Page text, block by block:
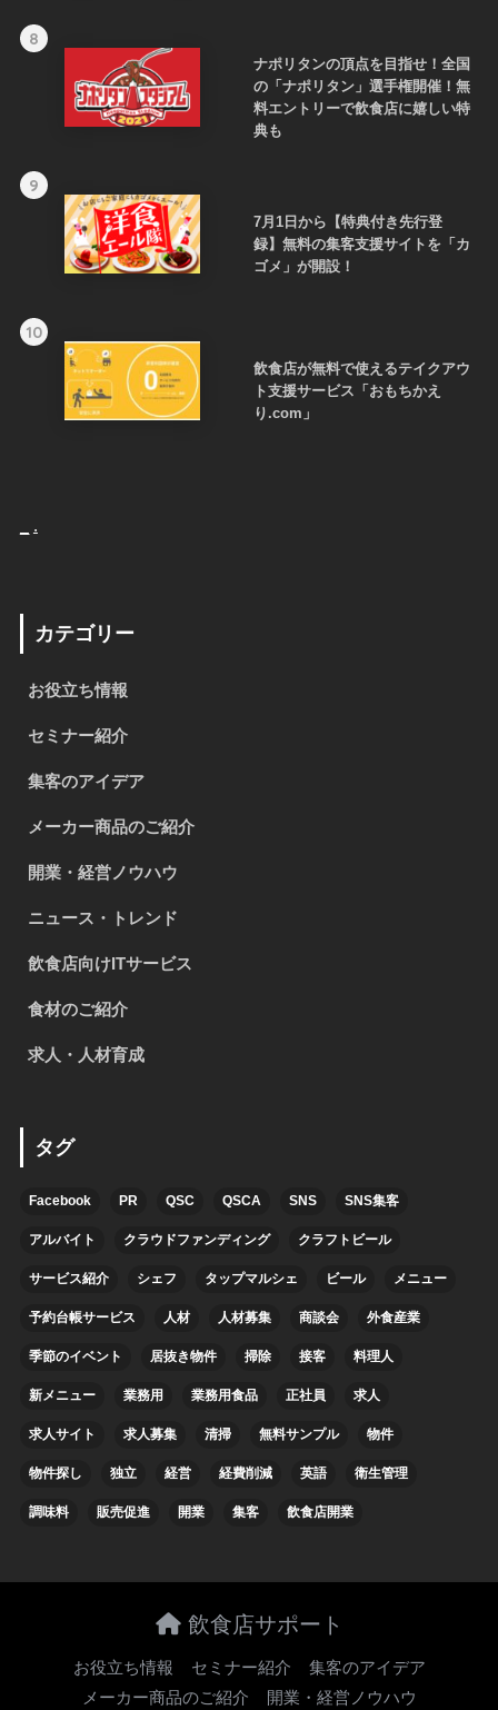
8
ナポリタンの頂点を目指せ！全国
の「ナポリタン」選手権開催！無
料エントリーで飲食店に嬉しい特
典も
9
7月1日から【特典付き先行登
録】無料の集客支援サイトを「カ
ゴメ」が開設！
10
飲食店が無料で使えるテイクアウ
ト支援サービス「おもちかえ
り.com」
.
カテゴリー
お役立ち情報
セミナー紹介
集客のアイデア
メーカー商品のご紹介
開業・経営ノウハウ
ニュース・トレンド
飲食店向けITサービス
食材のご紹介
求人・人材育成
タグ
Facebook PR QSC QSCA SNS SNS集客
アルバイト クラウドファンディング クラフトビール
サービス紹介 シェフ タップマルシェ ビール メニュー
予約台帳サービス 人材 人材募集 商談会 外食産業
季節のイベント 居抜き物件 掃除 接客 料理人
新メニュー 業務用 業務用食品 正社員 求人
求人サイト 求人募集 清掃 無料サンプル 物件
物件探し 独立 経営 経費削減 英語 衛生管理
調味料 販売促進 開業 集客 飲食店開業
飲食店サポート
お役立ち情報 セミナー紹介
集客のアイデア
メーカー商品のご紹介
開業・経営ノウハウ